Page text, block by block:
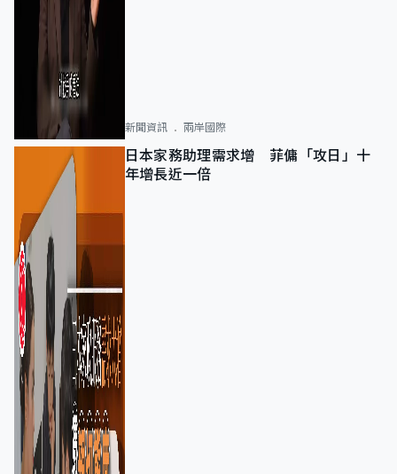
新聞資訊 兩岸國際
日本家務助理需求增 菲傭「攻日」十
年增長近一倍